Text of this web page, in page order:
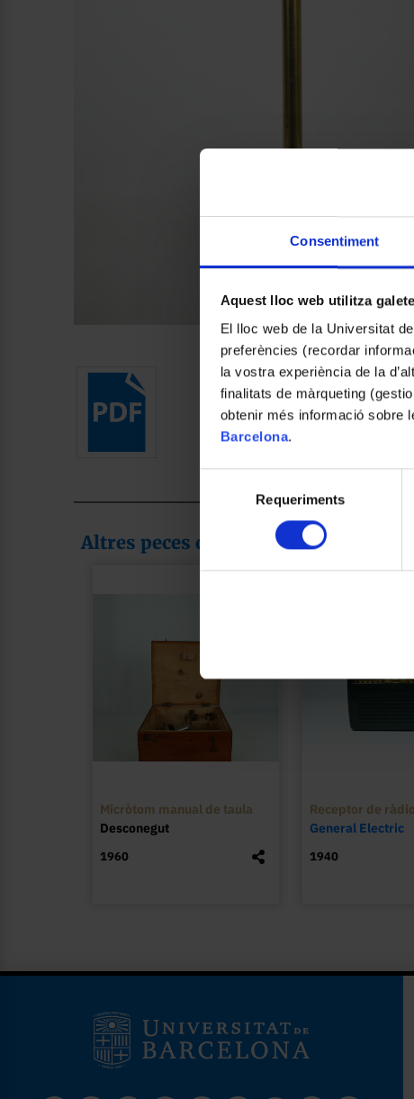
Consentiment
Aquest lloc web utilitza
El lloc web de la Universitat
preferències (recordar
la vostra experiència de la
finalitats de màrqueting
obtenir més informació sobre
Barcelona.
de
consentiment
Requeriments
Altres peces de la col·lecció
Micròtom manual de taula
Desconegut
1960
Receptor de ràdio
General Electric
1940